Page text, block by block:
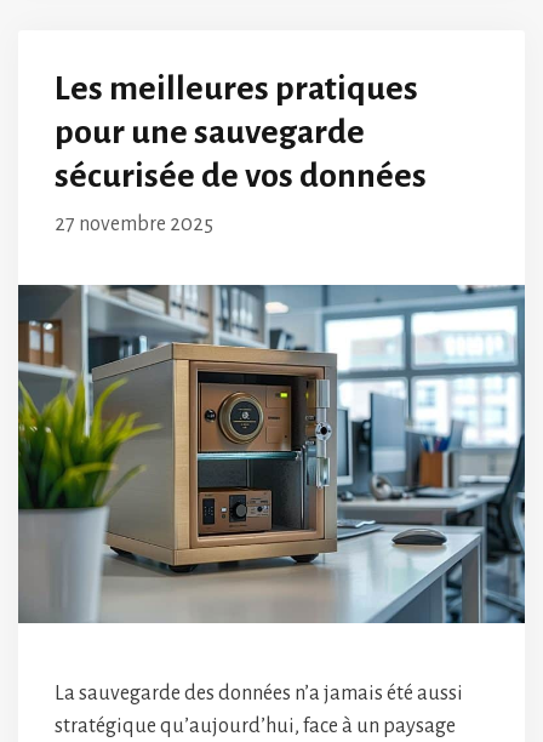
Les meilleures pratiques
pour une sauvegarde
sécurisée de vos données
27 novembre 2025
La sauvegarde des données n’a jamais été aussi
stratégique qu’aujourd’hui, face à un paysage